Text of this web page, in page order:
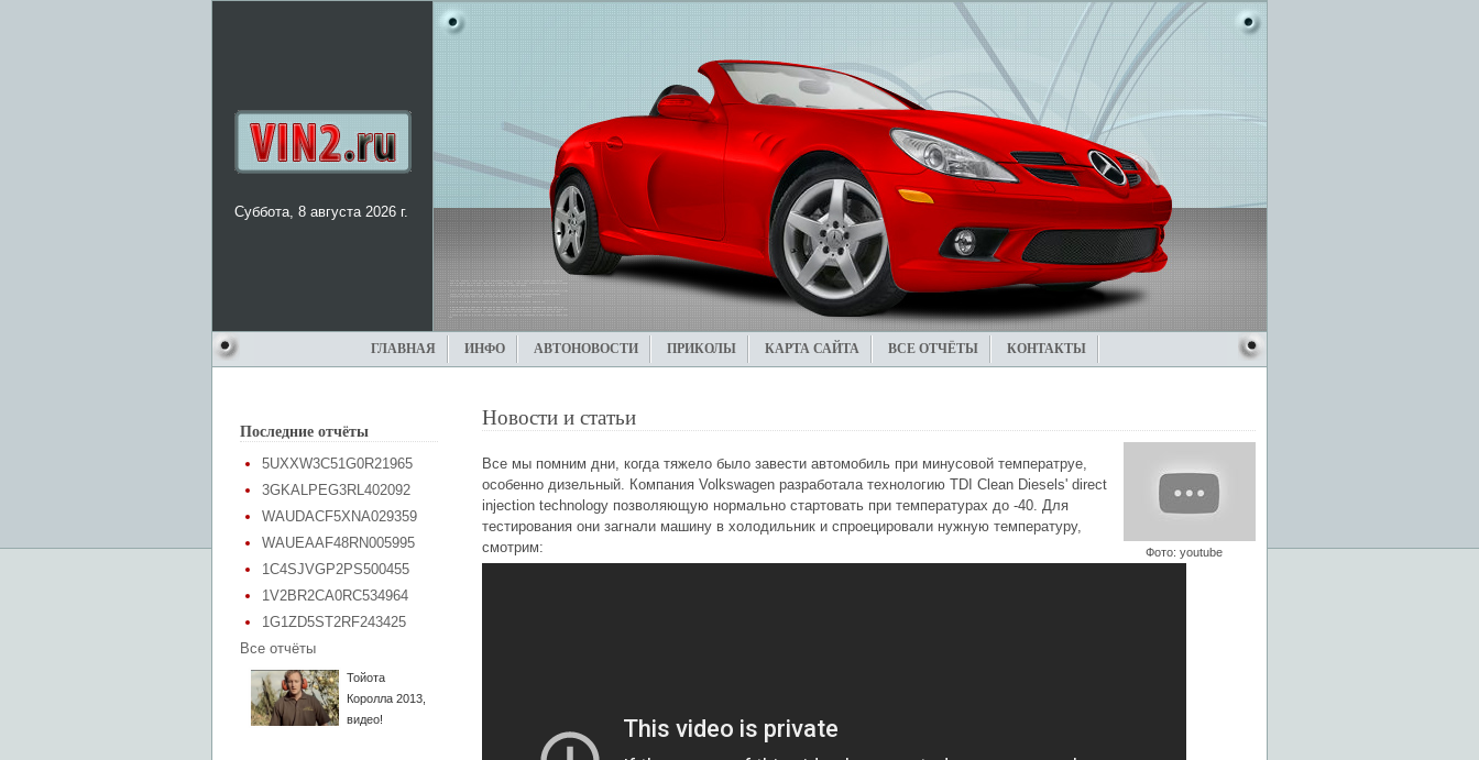
Суббота, 8 августа 2026 г.
ГЛАВНАЯ ИНФО АВТОНОВОСТИ ПРИКОЛЫ КАРТА САЙТА ВСЕ ОТЧЁТЫ КОНТАКТЫ
Последние отчёты
5UXXW3C51G0R21965
3GKALPEG3RL402092
WAUDACF5XNA029359
WAUEAAF48RN005995
1C4SJVGP2PS500455
1V2BR2CA0RC534964
1G1ZD5ST2RF243425
Все отчёты
Тойота
Королла 2013,
видео!
Новости и статьи
Фото: youtube
Все мы помним дни, когда тяжело было завести автомобиль при минусовой температруе,
особенно дизельный. Компания Volkswagen разработала технологию TDI Clean Diesels' direct
injection technology позволяющую нормально стартовать при температурах до -40. Для
тестирования они загнали машину в холодильник и спроецировали нужную температуру,
смотрим: